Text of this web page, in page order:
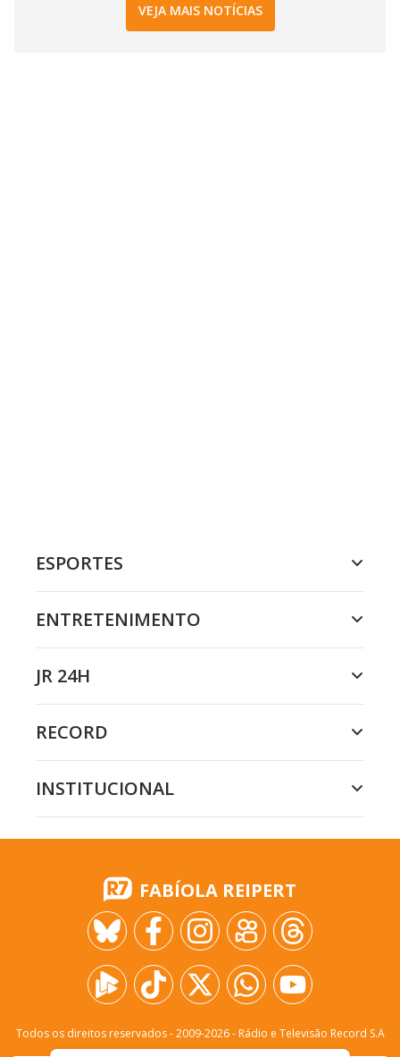
VEJA MAIS NOTÍCIAS
ESPORTES
ENTRETENIMENTO
JR 24H
RECORD
INSTITUCIONAL
FABÍOLA REIPERT
Todos os direitos reservados - 2009-2026- Rádio e Televisão Record S.A